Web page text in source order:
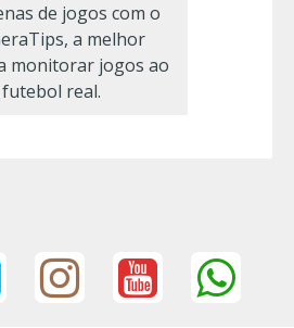
de jogos com o
a melhor
monitorar jogos ao
real.